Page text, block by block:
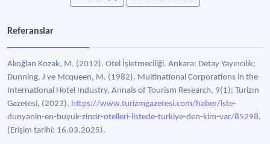
Referanslar
Akoğlan Kozak, M. (2012). Otel İşletmeciliği. Ankara: Detay Yayıncılık;
Dunning, J ve Mcqueen, M. (1982). Multinational Corporations in the
International Hotel Industry, Annals of Tourism Research, 9(1); Turizm
Gazetesi, (2023). https://www.turizmgazetesi.com/haber/iste-
dunyanin-en-buyuk-zincir-otelleri-listede-turkiye-den-kim-var/85298,
(Erişim tarihi: 16.03.2025).